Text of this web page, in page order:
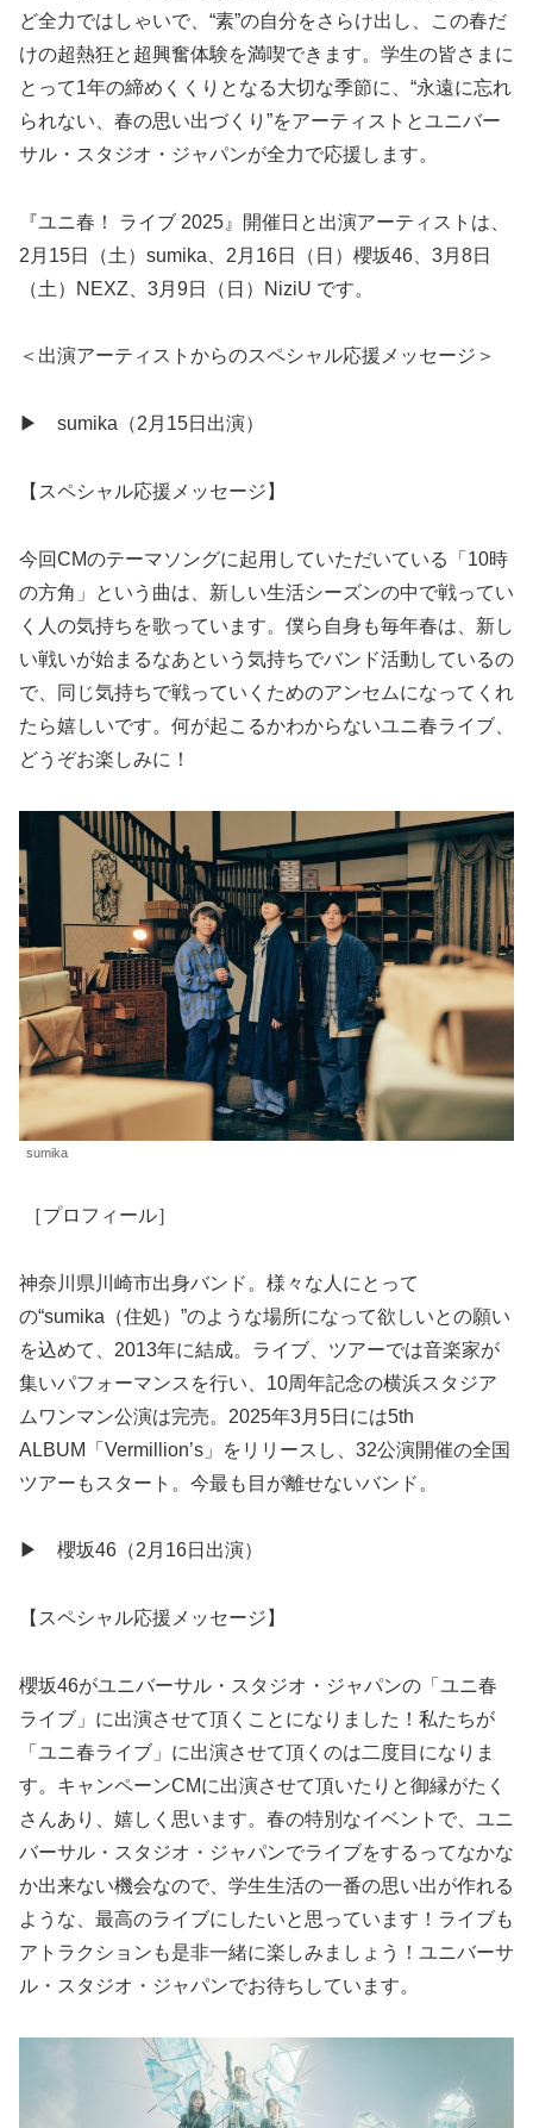
ど全力ではしゃいで、“素”の自分をさらけ出し、この春だ
けの超熱狂と超興奮体験を満喫できます。学生の皆さまに
とって1年の締めくくりとなる大切な季節に、“永遠に忘れ
られない、春の思い出づくり”をアーティストとユニバー
サル・スタジオ・ジャパンが全力で応援します。
『ユニ春！ ライブ 2025』開催日と出演アーティストは、
2月15日（土）sumika、2月16日（日）櫻坂46、3月8日
（土）NEXZ、3月9日（日）NiziU です。
＜出演アーティストからのスペシャル応援メッセージ＞
▶ sumika（2月15日出演）
【スペシャル応援メッセージ】
今回CMのテーマソングに起用していただいている「10時
の方角」という曲は、新しい生活シーズンの中で戦ってい
く人の気持ちを歌っています。僕ら自身も毎年春は、新し
い戦いが始まるなあという気持ちでバンド活動しているの
で、同じ気持ちで戦っていくためのアンセムになってくれ
たら嬉しいです。何が起こるかわからないユニ春ライブ、
どうぞお楽しみに！
sumika
［プロフィール］
神奈川県川崎市出身バンド。様々な人にとって
の“sumika（住処）”のような場所になって欲しいとの願い
を込めて、2013年に結成。ライブ、ツアーでは音楽家が
集いパフォーマンスを行い、10周年記念の横浜スタジア
ムワンマン公演は完売。2025年3月5日には5th
ALBUM「Vermillion’s」をリリースし、32公演開催の全国
ツアーもスタート。今最も目が離せないバンド。
▶ 櫻坂46（2月16日出演）
【スペシャル応援メッセージ】
櫻坂46がユニバーサル・スタジオ・ジャパンの「ユニ春
ライブ」に出演させて頂くことになりました！私たちが
「ユニ春ライブ」に出演させて頂くのは二度目になりま
す。キャンペーンCMに出演させて頂いたりと御縁がたく
さんあり、嬉しく思います。春の特別なイベントで、ユニ
バーサル・スタジオ・ジャパンでライブをするってなかな
か出来ない機会なので、学生生活の一番の思い出が作れる
ような、最高のライブにしたいと思っています！ライブも
アトラクションも是非一緒に楽しみましょう！ユニバーサ
ル・スタジオ・ジャパンでお待ちしています。